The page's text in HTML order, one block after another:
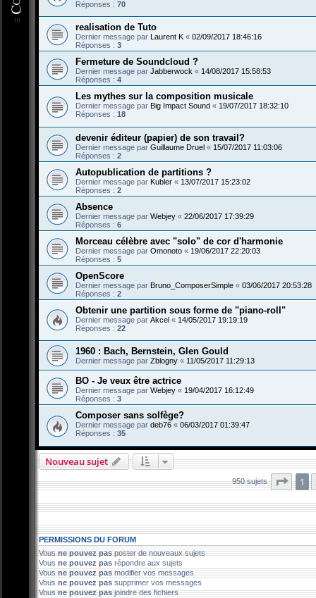
Réponses : 70
realisation de Tuto
Dernier message par Laurent K « 02/09/2017 18:46:16
Réponses : 3
Fermeture de Soundcloud ?
Dernier message par Jabberwock « 14/08/2017 15:58:53
Réponses : 4
Les mythes sur la composition musicale
Dernier message par Big Impact Sound « 19/07/2017 18:32:10
Réponses : 18
devenir éditeur (papier) de son travail?
Dernier message par Guillaume Druel « 15/07/2017 11:03:06
Réponses : 2
Autopublication de partitions ?
Dernier message par Kubler « 13/07/2017 15:23:02
Réponses : 2
Absence
Dernier message par Webjey « 22/06/2017 17:39:29
Réponses : 6
Morceau célèbre avec "solo" de cor d'harmonie
Dernier message par Omonoto « 19/06/2017 22:20:03
Réponses : 5
OpenScore
Dernier message par Bruno_ComposerSimple « 03/06/2017 20:53:28
Réponses : 2
Obtenir une partition sous forme de "piano-roll"
Dernier message par Akcel « 14/05/2017 19:19:19
Réponses : 22
1960 : Bach, Bernstein, Glen Gould
Dernier message par Zblogny « 11/05/2017 11:29:13
BO - Je veux être actrice
Dernier message par Webjey « 19/04/2017 16:12:49
Réponses : 3
Composer sans solfège?
Dernier message par deb76 « 06/03/2017 01:39:47
Réponses : 35
Nouveau sujet
950 sujets Page
1
PERMISSIONS DU FORUM
Vousne pouvez pasposter de nouveaux sujets
Vous ne pouvez pas répondre aux sujets
Vousne pouvez pasmodifier vos messages
Vous ne pouvez pas supprimer vos messages
Vousne pouvez pasjoindre des fichiers